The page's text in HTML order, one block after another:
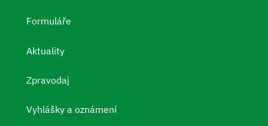
Formuláře
Aktuality
Zpravodaj
Vyhlášky a oznámení